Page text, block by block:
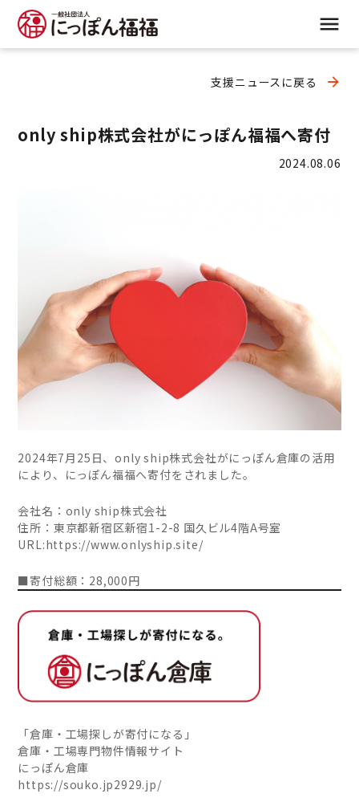
支援ニュースに戻る
only ship株式会社がにっぽん福福へ寄付
2024.08.06
2024年7月25日、only ship株式会社がにっぽん倉庫の活用
により、にっぽん福福へ寄付をされました。
会社名：only ship株式会社
住所：東京都新宿区新宿1-2-8 国久ビル4階A号室
URL:https://www.onlyship.site/
■寄付総額：28,000円
「倉庫・工場探しが寄付になる」
倉庫・工場専門物件情報サイト
にっぽん倉庫
https://souko.jp2929.jp/